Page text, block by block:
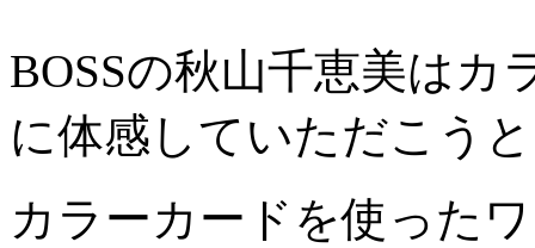
BOSSの秋山千恵美はカ
に体感していただこう
カラーカードを使った